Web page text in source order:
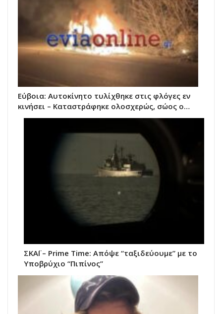
Εύβοια: Αυτοκίνητο τυλίχθηκε στις φλόγες εν
κινήσει – Καταστράφηκε ολοσχερώς, σώος ο…
ΣΚΑΪ – Prime Time: Απόψε “ταξιδεύουμε” με το
Υποβρύχιο “Πιπίνος”